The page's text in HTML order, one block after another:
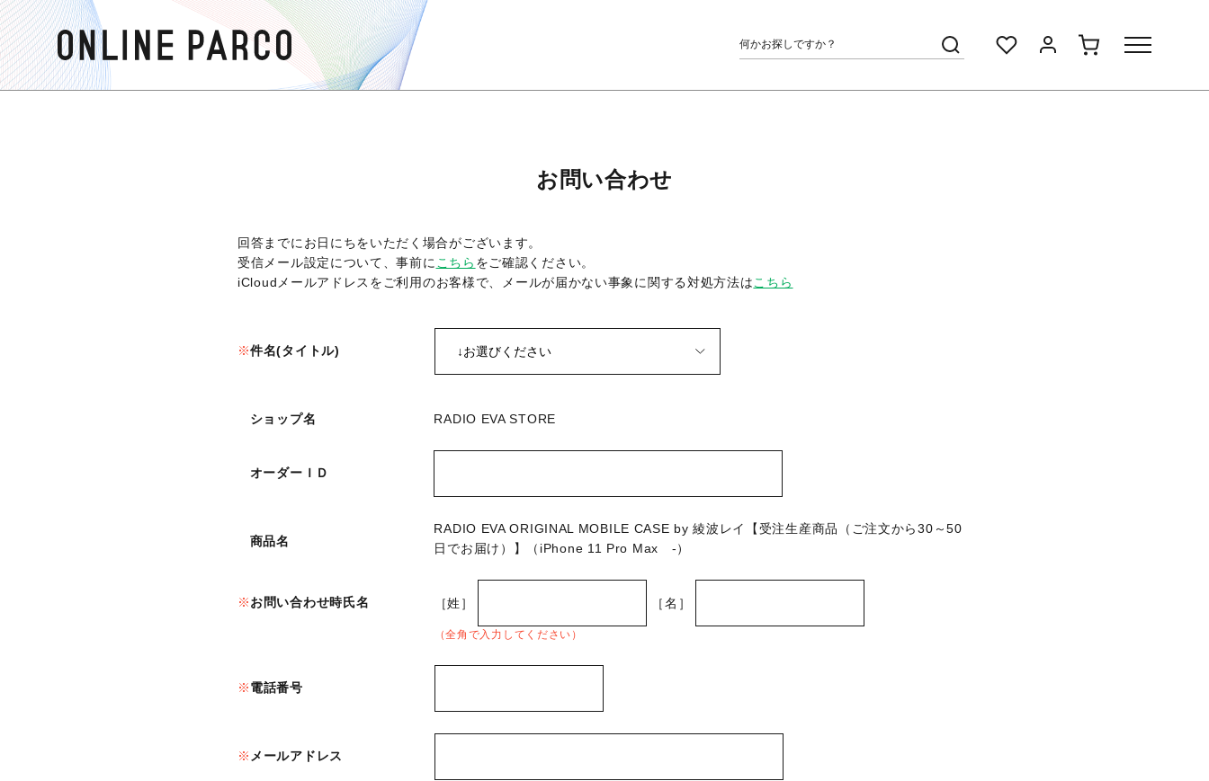
お問い合わせ
回答までにお日にちをいただく場合がございます。
受信メール設定について、事前に こちら をご確認ください。
iCloudメールアドレスをご利用のお客様で、メールが届かない事象に関する対処方法はこちら
件名(タイトル)
ショップ名 RADIO EVA STORE
オーダーＩＤ
商品名
RADIO EVA ORIGINAL MOBILE CASE by 綾波レイ【受注生産商品（ご注文から30～50
日でお届け）】（iPhone 11 Pro Max -）
お問い合わせ時氏名 ［姓］ ［名］
（全角で入力してください）
電話番号
メールアドレス